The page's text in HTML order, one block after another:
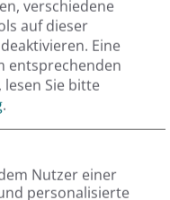
bereitgestellte
verschiedene
auf dieser
Eine
entsprechenden
Sie bitte
.
Nutzer einer
personalisierte